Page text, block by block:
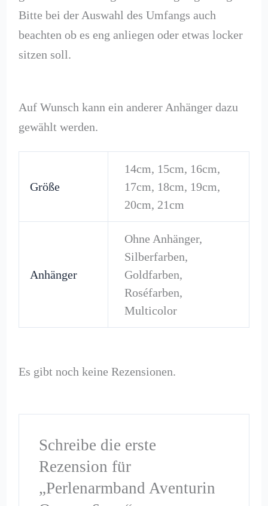
Bitte bei der Auswahl des Umfangs auch
beachten ob es eng anliegen oder etwas locker
sitzen soll.
Auf Wunsch kann ein anderer Anhänger dazu
gewählt werden.
Größe
14cm, 15cm, 16cm,
17cm, 18cm, 19cm,
20cm, 21cm
Anhänger
Ohne Anhänger,
Silberfarben,
Goldfarben,
Roséfarben,
Multicolor
Es gibt noch keine Rezensionen.
Schreibe die erste
Rezension für
„Perlenarmband Aventurin